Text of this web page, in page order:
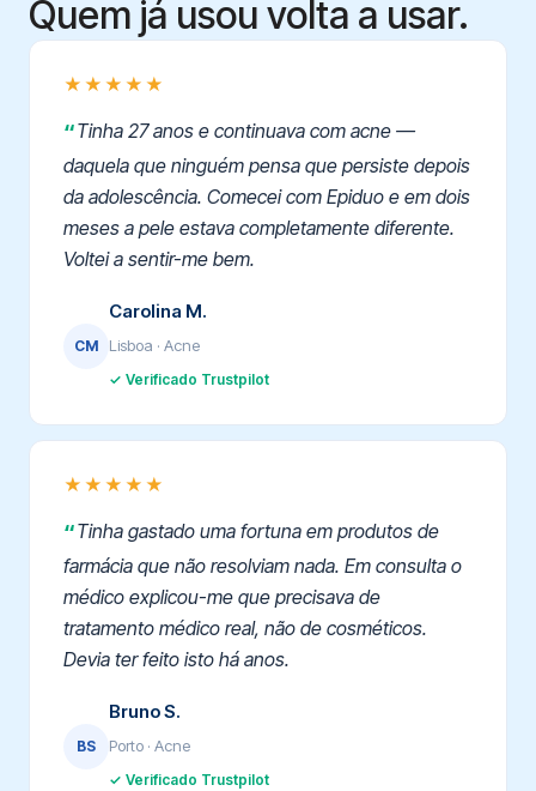
Quem já usou volta a usar.
★★★★★
Tinha 27 anos e continuava com acne —
daquela que ninguém pensa que persiste depois
da adolescência. Comecei com Epiduo e em dois
meses a pele estava completamente diferente.
Voltei a sentir-me bem.
CM
Carolina M.
Lisboa · Acne
✓ Verificado Trustpilot
★★★★★
Tinha gastado uma fortuna em produtos de
farmácia que não resolviam nada. Em consulta o
médico explicou-me que precisava de
tratamento médico real, não de cosméticos.
Devia ter feito isto há anos.
BS
Bruno S.
Porto · Acne
✓ Verificado Trustpilot